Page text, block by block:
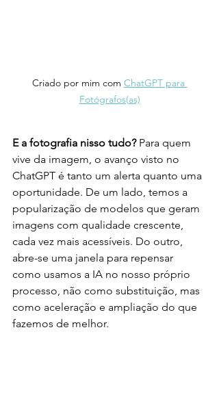
Criado por mim com ChatGPT para
Fotógrafos(as)
E a fotografia nisso tudo? Para quem
vive da imagem, o avanço visto no
ChatGPT é tanto um alerta quanto uma
oportunidade. De um lado, temos a
popularização de modelos que geram
imagens com qualidade crescente,
cada vez mais acessíveis. Do outro,
abre-se uma janela para repensar
como usamos a IA no nosso próprio
processo, não como substituição, mas
como aceleração e ampliação do que
fazemos de melhor.